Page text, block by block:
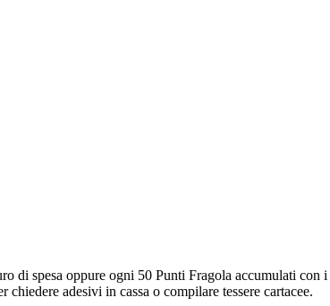
di spesa oppure ogni 50 Punti Fragola accumulati con
adesivi in cassa o compilare tessere cartacee.